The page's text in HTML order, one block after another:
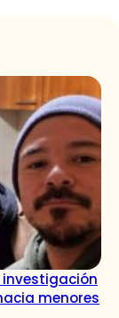
investigación
menores